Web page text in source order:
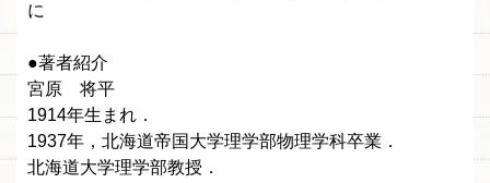
に
●著者紹介
宮原 将平
1914年生まれ．
1937年，北海道帝国大学理学部物理学科卒業．
北海道大学理学部教授．